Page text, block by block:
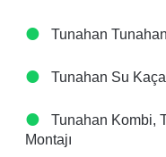
Tunahan
Tunahan Su
Tunahan Kombi,
Montajı